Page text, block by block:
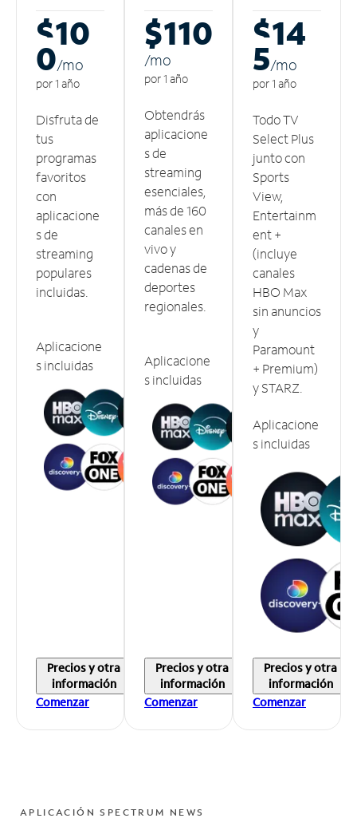
$10
0/mo
por 1 año
Disfruta de
tus
programas
favoritos
con
aplicacione
s de
streaming
populares
incluidas.
Aplicacione
s incluidas
Precios y otra
información
Comenzar
$110
/mo
por 1 año
Obtendrás
aplicacione
s de
streaming
esenciales,
más de 160
canales en
vivo y
cadenas de
deportes
regionales.
Aplicacione
s incluidas
Precios y otra
información
Comenzar
$14
5/mo
por 1 año
Todo TV
Select Plus
junto con
Sports
View,
Entertainm
ent +
(incluye
canales
HBO Max
sin anuncios
y
Paramount
+ Premium)
y STARZ.
Aplicacione
s incluidas
Precios y otra
información
Comenzar
APLICACIÓN SPECTRUM NEWS